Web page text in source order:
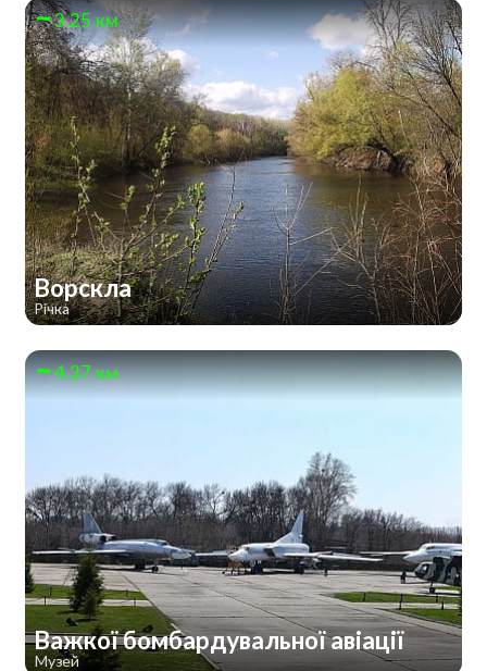
3.25 км
Ворскла
Річка
4.37 км
Важкої бомбардувальної авіації
Музей